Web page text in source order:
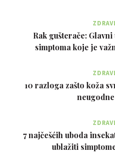
Rak gušterače:
simptoma koje je
10 razloga zašto koža
7 najčešćih uboda
ublažiti